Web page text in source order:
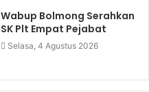
Wabup Bolmong Serahkan
SK Plt Empat Pejabat
Selasa, 4 Agustus 2026